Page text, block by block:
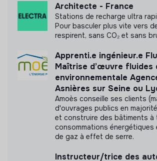
Architecte - France
Stations de recharge ultra
Pour basculer plus vite vers
respirent, sans CO₂ et sans
Apprenti.e ingénieur.e
Maîtrise d’œuvre fluides
environnementale
Asnières sur Seine ou
Amoès conseille ses clients
d'ouvrages publics en
et construire des bâtiments à
consommations énergétiques
de gaz à effet de serre.
Instructeur/trice des